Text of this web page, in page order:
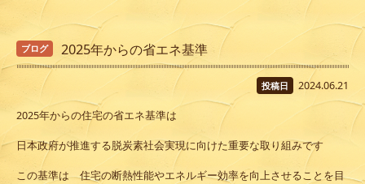
ブログ 2025年からの省エネ基準
投稿日 2024.06.21
2025年からの住宅の省エネ基準は
日本政府が推進する脱炭素社会実現に向けた重要な取り組みです
この基準は 住宅の断熱性能やエネルギー効率を向上させることを目